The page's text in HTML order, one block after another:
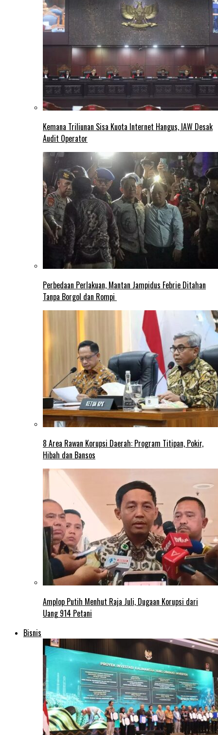
Kemana Triliunan Sisa Kuota Internet Hangus, IAW Desak
Audit Operator
Perbedaan Perlakuan, Mantan Jampidus Febrie Ditahan
Tanpa Borgol dan Rompi
8 Area Rawan Korupsi Daerah: Program Titipan, Pokir,
Hibah dan Bansos
Amplop Putih Menhut Raja Juli, Dugaan Korupsi dari
Uang 914 Petani
Bisnis